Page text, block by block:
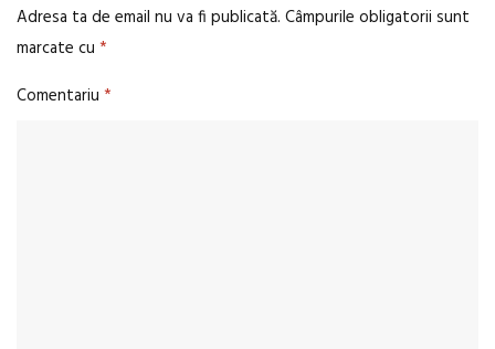
Adresa ta de email nu va fi publicată. Câmpurile obligatorii sunt
marcate cu *
Comentariu *